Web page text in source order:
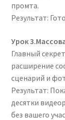
промта.
Результат:
Урок
Главный
расширение
сценарий и
Результат:
десятки
без вашего